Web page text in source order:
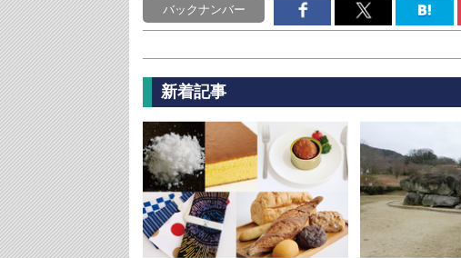
バックナンバー
新着記事